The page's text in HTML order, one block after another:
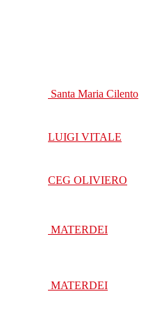
Santa Maria Cilento
LUIGI VITALE
CEG OLIVIERO
MATERDEI
MATERDEI